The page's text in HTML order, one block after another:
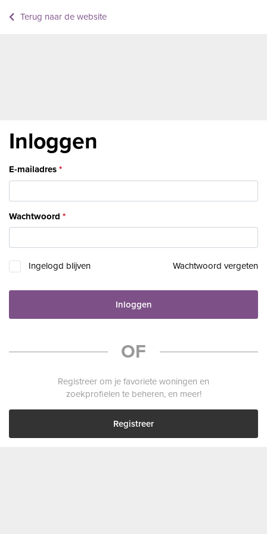
Terug naar de website
Inloggen
E-mailadres
Wachtwoord
Ingelogd blijven Wachtwoord vergeten
Inloggen
OF
Registreer om je favoriete woningen en
zoekprofielen te beheren, en meer!
Registreer